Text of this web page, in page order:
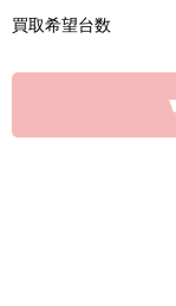
買取希望台数